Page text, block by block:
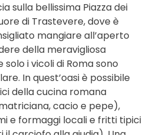
sulla bellissima Piazza dei
di Trastevere, dove è
mangiare all’aperto
della meravigliosa
i vicoli di Roma sono
In quest’oasi è possibile
della cucina romana
cacio e pepe),
e formaggi locali e fritti tipici